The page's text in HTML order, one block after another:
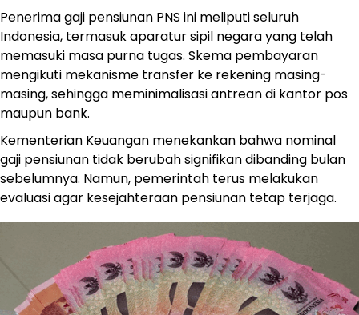
Penerima gaji pensiunan PNS ini meliputi seluruh
Indonesia, termasuk aparatur sipil negara yang telah
memasuki masa purna tugas. Skema pembayaran
mengikuti mekanisme transfer ke rekening masing-
masing, sehingga meminimalisasi antrean di kantor pos
maupun bank.
Kementerian Keuangan menekankan bahwa nominal
gaji pensiunan tidak berubah signifikan dibanding bulan
sebelumnya. Namun, pemerintah terus melakukan
evaluasi agar kesejahteraan pensiunan tetap terjaga.